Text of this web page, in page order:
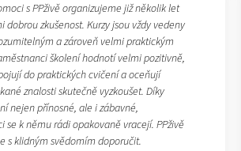
s PPživě organizujeme již několik let
dobrou zkušenost. Kurzy jsou vždy vedeny
a zároveň velmi praktickým
školení hodnotí velmi pozitivně,
do praktických cvičení a oceňují
znalosti skutečně vyzkoušet. Díky
nejen přínosné, ale i zábavné,
se k němu rádi opakovaně vracejí. PPživě
s klidným svědomím doporučit.